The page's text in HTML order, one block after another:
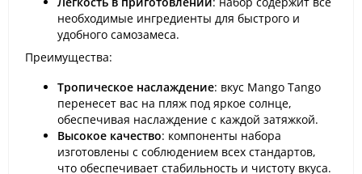
необходимые ингредиенты для быстрого и
удобного самозамеса.
Преимущества:
Тропическое наслаждение: вкус Mango Tango
перенесет вас на пляж под яркое солнце,
обеспечивая наслаждение с каждой затяжкой.
Высокое качество: компоненты набора
изготовлены с соблюдением всех стандартов,
что обеспечивает стабильность и чистоту вкуса.